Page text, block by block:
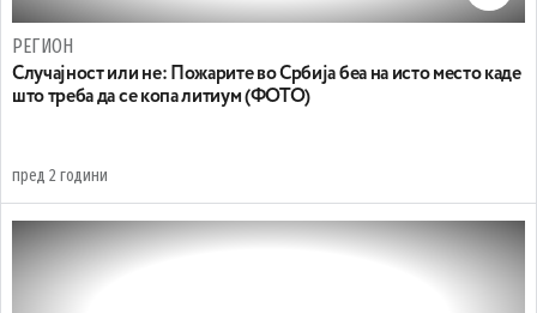
РЕГИОН
Случајност или не: Пожарите во Србија беа на исто место каде
што треба да се копа литиум (ФОТО)
пред 2 години